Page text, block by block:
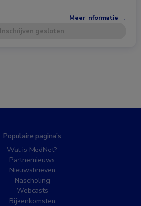
Meer informatie →
Inschrijven gesloten
Populaire pagina’s
Wat is MedNet?
Partnernieuws
Nieuwsbrieven
Nascholing
Webcasts
Bijeenkomsten